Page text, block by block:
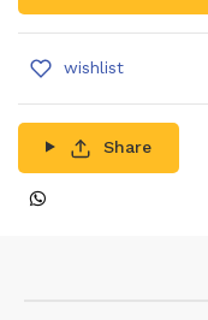
wishlist
Share